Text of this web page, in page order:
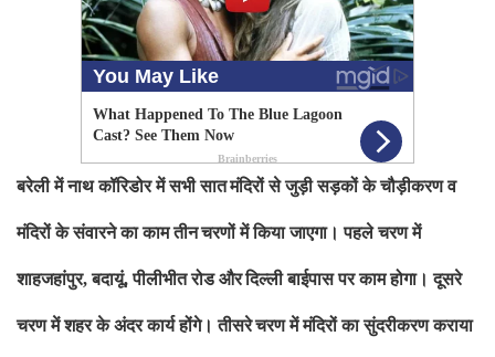
बरेली में नाथ कॉरिडोर में सभी सातमंदिरों से जुड़ी सड़कों के चौड़ीकरण व
मंदिरों के संवारने का काम तीनचरणों में किया जाएगा। पहले चरण में
शाहजहांपुर,बदायूं,पीलीभीत रोड औरदिल्ली बाईपास पर काम होगा। दूसरे
चरण में शहर के अंदर कार्य होंगे। तीसरेचरण में मंदिरों का सुंदरीकरण कराया